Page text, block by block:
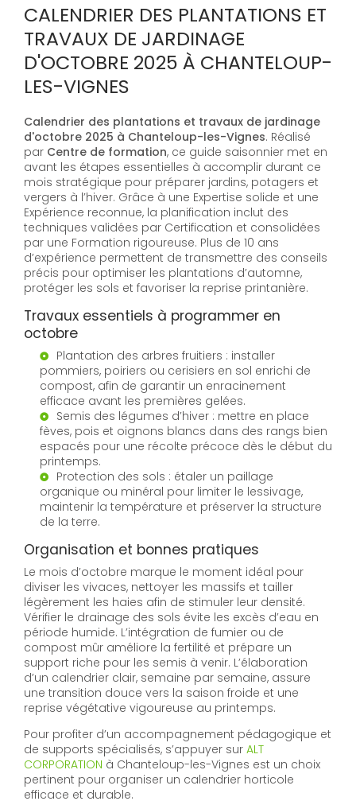
CALENDRIER DES PLANTATIONS ET
TRAVAUX DE JARDINAGE
D'OCTOBRE 2025 À CHANTELOUP-
LES-VIGNES
Calendrier des plantations et travaux de jardinage
d'octobre 2025 à Chanteloup-les-Vignes. Réalisé
par Centre de formation, ce guide saisonnier met en
avant les étapes essentielles à accomplir durant ce
mois stratégique pour préparer jardins, potagers et
vergers à l’hiver. Grâce à une Expertise solide et une
Expérience reconnue, la planification inclut des
techniques validées par Certification et consolidées
par une Formation rigoureuse. Plus de 10 ans
d’expérience permettent de transmettre des conseils
précis pour optimiser les plantations d’automne,
protéger les sols et favoriser la reprise printanière.
Travaux essentiels à programmer en
octobre
Plantation des arbres fruitiers : installer
pommiers, poiriers ou cerisiers en sol enrichi de
compost, afin de garantir un enracinement
efficace avant les premières gelées.
Semis des légumes d’hiver : mettre en place
fèves, pois et oignons blancs dans des rangs bien
espacés pour une récolte précoce dès le début du
printemps.
Protection des sols : étaler un paillage
organique ou minéral pour limiter le lessivage,
maintenir la température et préserver la structure
de la terre.
Organisation et bonnes pratiques
Le mois d’octobre marque le moment idéal pour
diviser les vivaces, nettoyer les massifs et tailler
légèrement les haies afin de stimuler leur densité.
Vérifier le drainage des sols évite les excès d’eau en
période humide. L’intégration de fumier ou de
compost mûr améliore la fertilité et prépare un
support riche pour les semis à venir. L’élaboration
d’un calendrier clair, semaine par semaine, assure
une transition douce vers la saison froide et une
reprise végétative vigoureuse au printemps.
Pour profiter d’un accompagnement pédagogique et
de supports spécialisés, s’appuyer sur ALT
CORPORATION à Chanteloup-les-Vignes est un choix
pertinent pour organiser un calendrier horticole
efficace et durable.